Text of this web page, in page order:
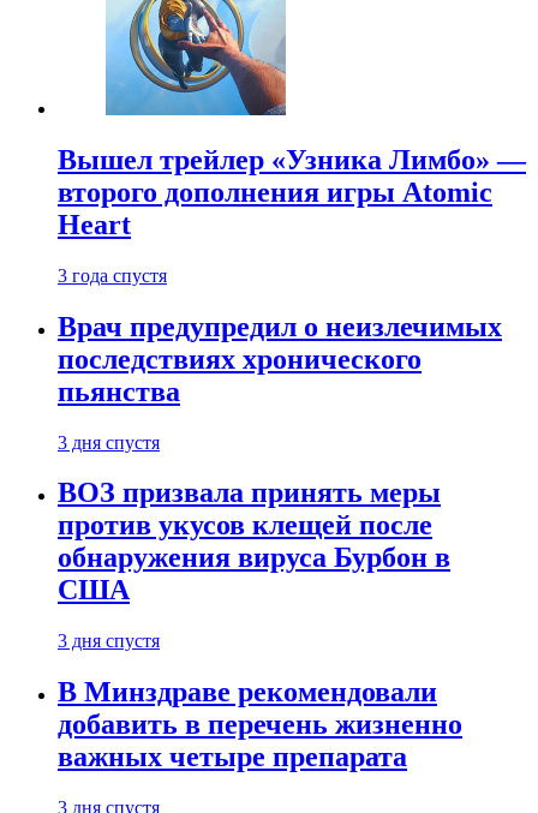
Вышел трейлер «Узника Лимбо» —
второго дополнения игры Atomic
Heart
3 года спустя
Врач предупредил о неизлечимых
последствиях хронического
пьянства
3 дня спустя
ВОЗ призвала принять меры
против укусов клещей после
обнаружения вируса Бурбон в
США
3 дня спустя
В Минздраве рекомендовали
добавить в перечень жизненно
важных четыре препарата
3 дня спустя